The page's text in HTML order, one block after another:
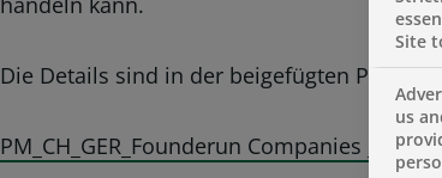
Die Details sind in der beigefügten
PM_CH_GER_Founderun Companies
Site
us